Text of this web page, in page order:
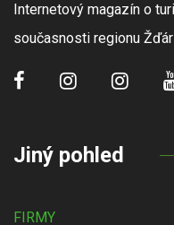
Internetový magazín o
současnosti regionu
Jiný pohled
FIRMY